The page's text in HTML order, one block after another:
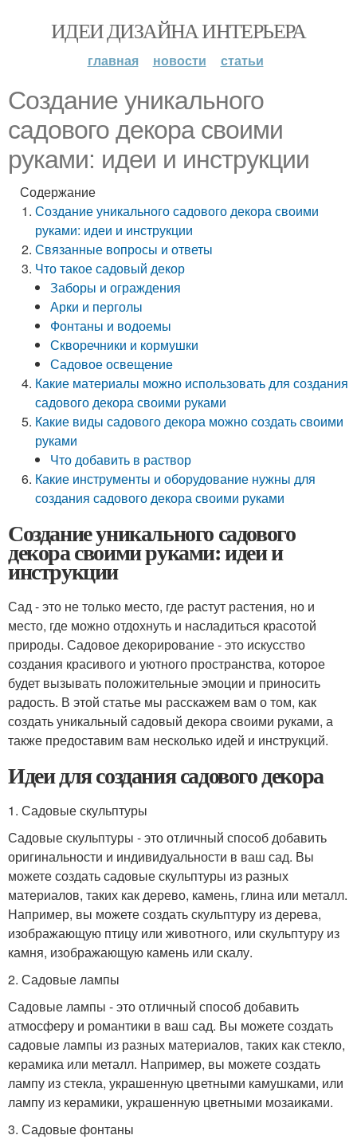
ИДЕИ ДИЗАЙНА ИНТЕРЬЕРА
главная новости статьи
Создание уникального
садового декора своими
руками: идеи и инструкции
Содержание
Создание уникального садового декора своими
руками: идеи и инструкции
Связанные вопросы и ответы
Что такое садовый декор
Заборы и ограждения
Арки и перголы
Фонтаны и водоемы
Скворечники и кормушки
Садовое освещение
Какие материалы можно использовать для создания
садового декора своими руками
Какие виды садового декора можно создать своими
руками
Что добавить в раствор
Какие инструменты и оборудование нужны для
создания садового декора своими руками
Создание уникального садового
декора своими руками: идеи и
инструкции
Сад - это не только место, где растут растения, но и
место, где можно отдохнуть и насладиться красотой
природы. Садовое декорирование - это искусство
создания красивого и уютного пространства, которое
будет вызывать положительные эмоции и приносить
радость. В этой статье мы расскажем вам о том, как
создать уникальный садовый декора своими руками, а
также предоставим вам несколько идей и инструкций.
Идеи для создания садового декора
1. Садовые скульптуры
Садовые скульптуры - это отличный способ добавить
оригинальности и индивидуальности в ваш сад. Вы
можете создать садовые скульптуры из разных
материалов, таких как дерево, камень, глина или металл.
Например, вы можете создать скульптуру из дерева,
изображающую птицу или животного, или скульптуру из
камня, изображающую камень или скалу.
2. Садовые лампы
Садовые лампы - это отличный способ добавить
атмосферу и романтики в ваш сад. Вы можете создать
садовые лампы из разных материалов, таких как стекло,
керамика или металл. Например, вы можете создать
лампу из стекла, украшенную цветными камушками, или
лампу из керамики, украшенную цветными мозаиками.
3. Садовые фонтаны